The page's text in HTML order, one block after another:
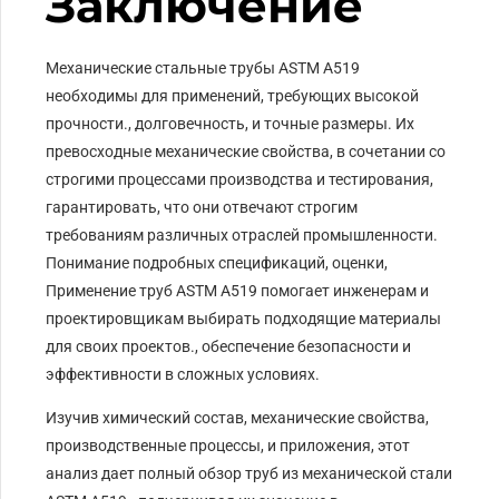
Механические стальные трубы ASTM A519
необходимы для применений, требующих высокой
прочности., долговечность, и точные размеры. Их
превосходные механические свойства, в сочетании со
строгими процессами производства и тестирования,
гарантировать, что они отвечают строгим
требованиям различных отраслей промышленности.
Понимание подробных спецификаций, оценки,
Применение труб ASTM A519 помогает инженерам и
проектировщикам выбирать подходящие материалы
для своих проектов., обеспечение безопасности и
эффективности в сложных условиях.
Изучив химический состав, механические свойства,
производственные процессы, и приложения, этот
анализ дает полный обзор труб из механической стали